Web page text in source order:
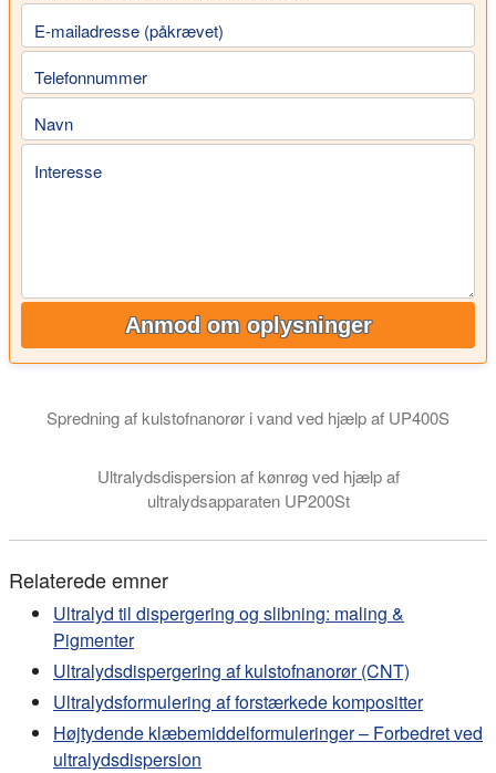
E-mailadresse (påkrævet)
Telefonnummer
Navn
Interesse
Anmod om oplysninger
Spredning af kulstofnanorør i vand ved hjælp af UP400S
Ultralydsdispersion af kønrøg ved hjælp af
ultralydsapparaten UP200St
Relaterede emner
Ultralyd til dispergering og slibning: maling &
Pigmenter
Ultralydsdispergering af kulstofnanorør (CNT)
Ultralydsformulering af forstærkede kompositter
Højtydende klæbemiddelformuleringer – Forbedret ved
ultralydsdispersion